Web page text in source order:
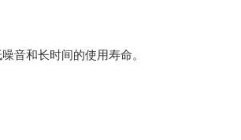
音和长时间的使用寿命。